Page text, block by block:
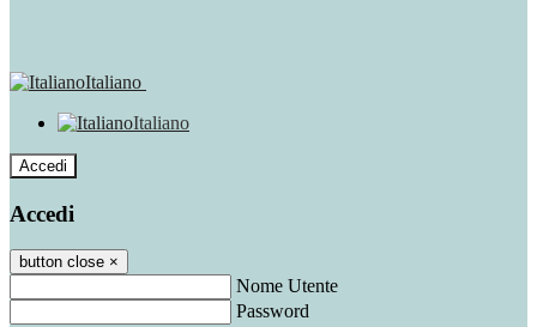
Italiano
Italiano
Accedi
Accedi
button close ×
Nome Utente
Password